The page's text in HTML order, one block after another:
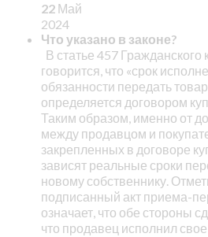
22 Май
2024
Что указано в законе?
В статье 457 Гражданского
говорится, что «срок
обязанности передать
определяется договором
Таким образом, именно от
между продавцом и
закрепленных в договоре
зависят реальные сроки
новому собственнику.
подписанный акт приема-
означает, что обе стороны
что продавец исполнил